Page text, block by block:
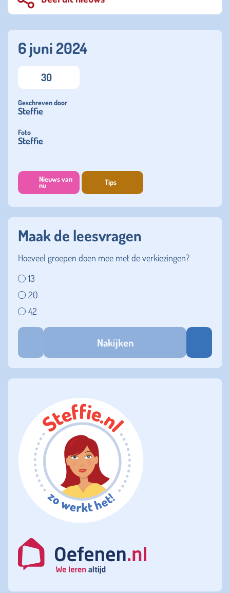
6 juni 2024
30
Geschreven door
Steffie
Foto
Steffie
Nieuws van
nu Tips
Maak de leesvragen
Hoeveel groepen doen mee met de verkiezingen?
13
20
42
Nakijken